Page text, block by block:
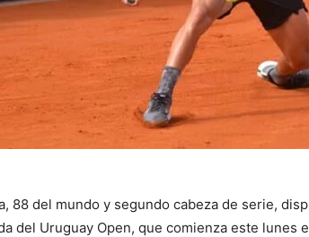
88 del mundo y segundo cabeza de serie,
del Uruguay Open, que comienza este lunes